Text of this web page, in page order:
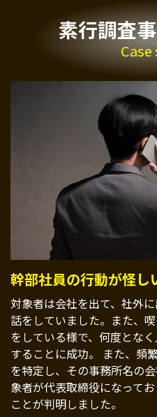
素行調査
幹部社員の行動が怪し
対象者は会社を出て、社外
話をしていました。また、
をしている様で、何度とな
することに成功。 また、頻
を特定し、その事務所名の
象者が代表取締役になって
ことが判明しました。